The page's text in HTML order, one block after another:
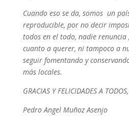
Cuando eso se da, somos un
reproducible, por no decir
todos en el todo, nadie
cuanto a querer, ni tampoco a
seguir fomentando y
más locales.
GRACIAS Y FELICIDADES A TODOS,
Pedro Angel Muñoz Asenjo